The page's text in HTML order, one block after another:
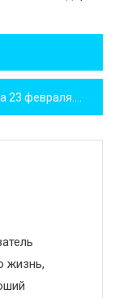
жизнь,